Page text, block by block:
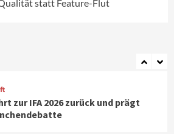
statt Feature-Flut
des BSI
zur IFA 2026 zurück und prägt